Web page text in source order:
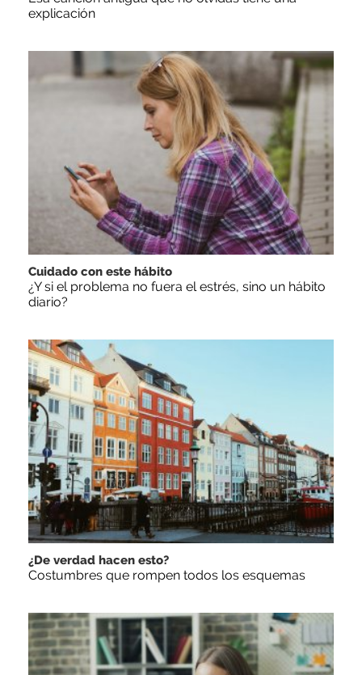
explicación
Cuidado con este hábito
¿Y si el problema no fuera el estrés, sino un hábito
diario?
¿De verdad hacen esto?
Costumbres que rompen todos los esquemas